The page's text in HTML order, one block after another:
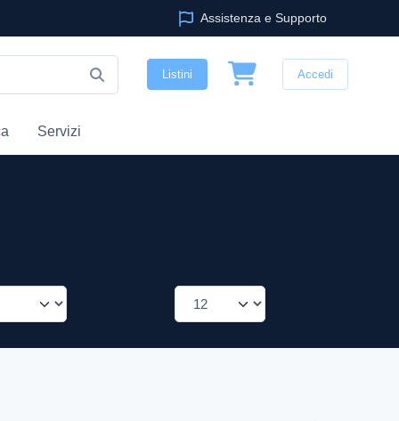
Assistenza e Supporto
Listini Accedi
Servizi